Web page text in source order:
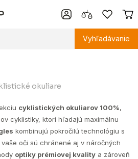
Vyhľadávanie
okuliare
cyklistických okuliarov 100%,
cyklistiky, ktorí hľadajú maximálnu
kombinujú pokročilú technológiu s
oči sú chránené aj v náročných
optiky prémiovej kvality a zároveň